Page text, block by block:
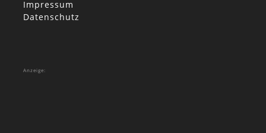
Impressum
Datenschutz
Anzeige: